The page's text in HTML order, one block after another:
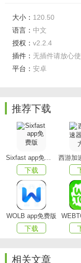
获得采暖热水系
官方版说明
可以随时添加设
场景分配,让客户
为客户提供实时
软件优势
1.支持可连接wifi
2.操作简单易使
3.为你提供天气
4.系统出现任何
更新内容
大小： 120.50
语言： 中文
授权： v2.2.4
插件： 无插件请放心
平台： 安卓
推荐下载
Sixfast app免费版
下载
WOLB app免费版
下载
相关文章